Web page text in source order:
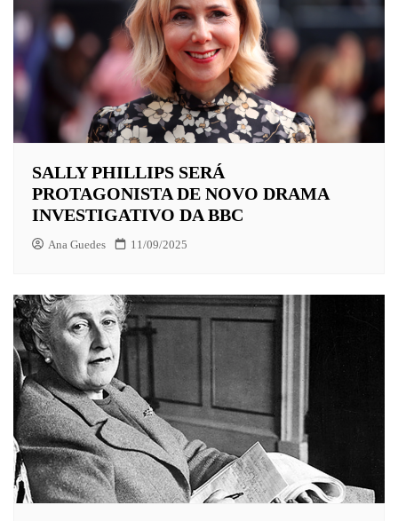
SALLY PHILLIPS SERÁ
PROTAGONISTA DE NOVO DRAMA
INVESTIGATIVO DA BBC
Ana Guedes 11/09/2025